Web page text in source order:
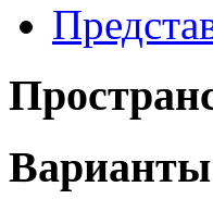
Варианты